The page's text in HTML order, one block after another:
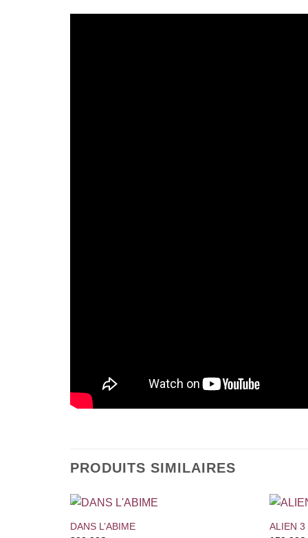
PRODUITS SIMILAIRES
+
DANS L’ABIME
+
ALIEN 3